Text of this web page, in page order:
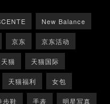
New Balance
京东 京东活动
天猫 天猫国际
天猫福利 女包
步鞋 手表 明星写真